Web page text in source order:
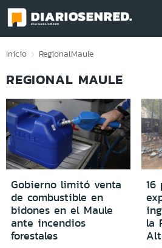
Click acá para ir directamente al
Inicio RegionalMaule
REGIONAL MAULE
Gobierno limitó venta
de combustible en
bidones en el Maule
ante incendios
forestales
16
la